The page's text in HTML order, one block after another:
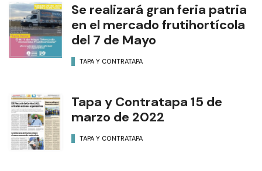
Se realizará gran feria patria
en el mercado frutihortícola
del 7 de Mayo
TAPA Y CONTRATAPA
Tapa y Contratapa 15 de
marzo de 2022
TAPA Y CONTRATAPA